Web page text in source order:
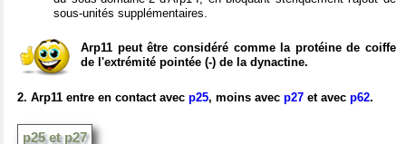
sous-unités supplémentaires.
Arp11 peut être considéré comme la protéine de coiffe
de l'extrémité pointée (-) de la dynactine.
2. Arp11 entre en contact avec p25, moins avec p27 et avec p62.
p25 et p27